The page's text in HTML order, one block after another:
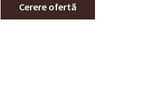
Cerere ofertă